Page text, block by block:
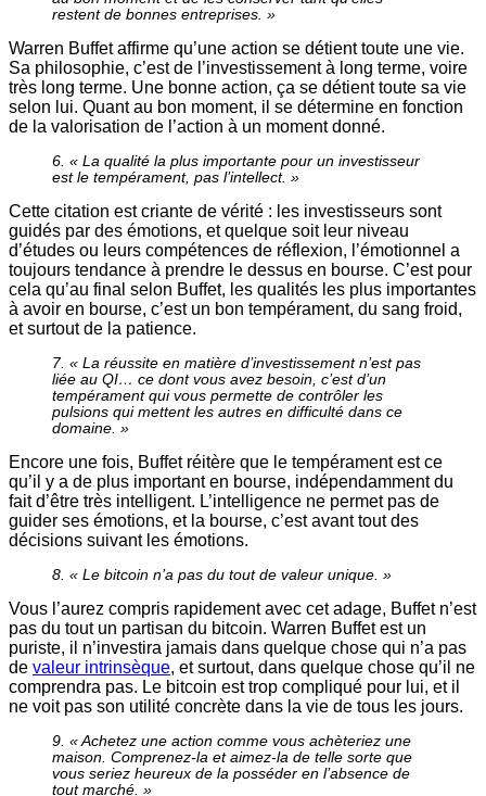
restent de bonnes entreprises. »
Warren Buffet affirme qu’une action se détient toute une vie.
Sa philosophie, c’est de l’investissement à long terme, voire
très long terme. Une bonne action, ça se détient toute sa vie
selon lui. Quant au bon moment, il se détermine en fonction
de la valorisation de l’action à un moment donné.
6. « La qualité la plus importante pour un investisseur
est le tempérament, pas l’intellect. »
Cette citation est criante de vérité : les investisseurs sont
guidés par des émotions, et quelque soit leur niveau
d’études ou leurs compétences de réflexion, l’émotionnel a
toujours tendance à prendre le dessus en bourse. C’est pour
cela qu’au final selon Buffet, les qualités les plus importantes
à avoir en bourse, c’est un bon tempérament, du sang froid,
et surtout de la patience.
7. « La réussite en matière d’investissement n’est pas
liée au QI… ce dont vous avez besoin, c’est d’un
tempérament qui vous permette de contrôler les
pulsions qui mettent les autres en difficulté dans ce
domaine. »
Encore une fois, Buffet réitère que le tempérament est ce
qu’il y a de plus important en bourse, indépendamment du
fait d’être très intelligent. L’intelligence ne permet pas de
guider ses émotions, et la bourse, c’est avant tout des
décisions suivant les émotions.
8. « Le bitcoin n’a pas du tout de valeur unique. »
Vous l’aurez compris rapidement avec cet adage, Buffet n’est
pas du tout un partisan du bitcoin. Warren Buffet est un
puriste, il n’investira jamais dans quelque chose qui n’a pas
de valeur intrinsèque, et surtout, dans quelque chose qu’il ne
comprendra pas. Le bitcoin est trop compliqué pour lui, et il
ne voit pas son utilité concrète dans la vie de tous les jours.
9. « Achetez une action comme vous achèteriez une
maison. Comprenez-la et aimez-la de telle sorte que
vous seriez heureux de la posséder en l’absence de
tout marché. »